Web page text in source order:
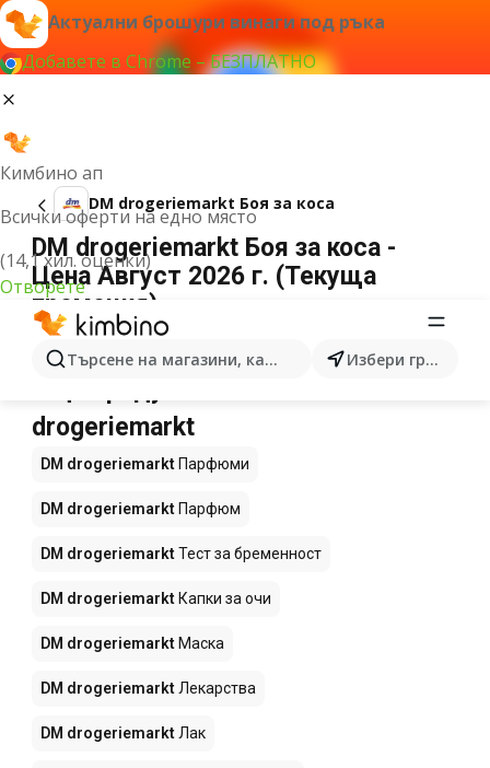
Актуални брошури винаги под ръка
Добавете в Chrome – БЕЗПЛАТНО
Кимбино ап
Всички оферти на едно място
(14,1 хил. оценки)
Отворете
Търсене на магазини, категории, продукти...Избери град
DM drogeriemarkt Боя за коса
DM drogeriemarkt Боя за коса -
Цена Август 2026 г. (Текуща
промоция)
Не можахме да намерим резултати за този
термин.
drogeriemarkt
DM drogeriemarkt Парфюми
DM drogeriemarkt Парфюм
DM drogeriemarktТест за бременност
DM drogeriemarkt Капки за очи
DM drogeriemarkt Маска
DM drogeriemarkt Лекарства
DM drogeriemarkt Лак